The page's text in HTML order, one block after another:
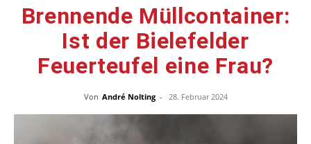
Brennende Müllcontainer:
Ist der Bielefelder
Feuerteufel eine Frau?
Von André Nolting - 28. Februar 2024